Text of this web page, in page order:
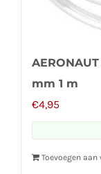
mm 1 m
€4,95
Toevoegen